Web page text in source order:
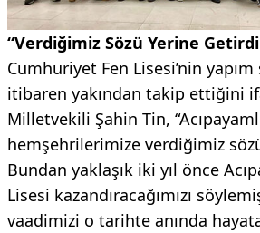
“Verdiğimiz Sözü Yerine
Cumhuriyet Fen Lisesi’nin
itibaren yakından takip ettiğini
Milletvekili Şahin Tin,
hemşehrilerimize verdiğimiz
Bundan yaklaşık iki yıl önce
Lisesi kazandıracağımızı
vaadimizi o tarihte anında